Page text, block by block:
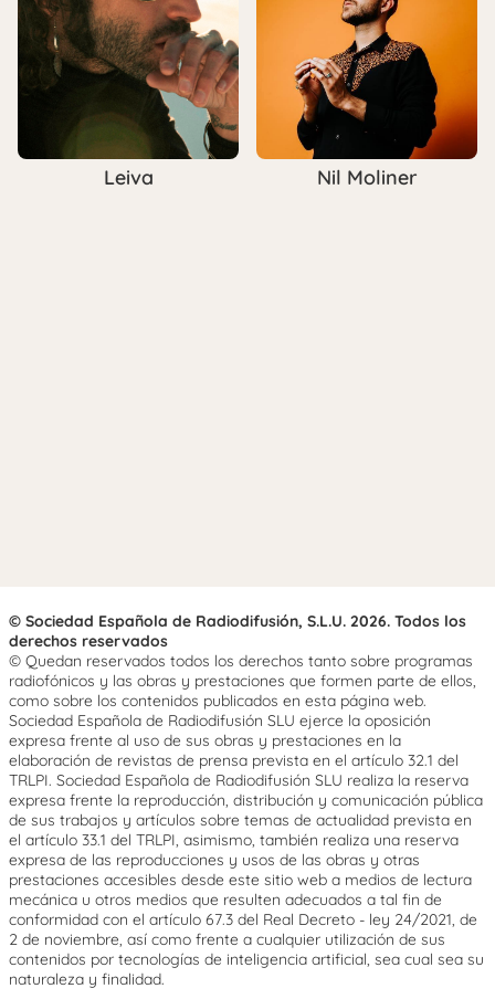
Leiva Nil Moliner
© Sociedad Española de Radiodifusión, S.L.U. 2026. Todos los
derechos reservados
© Quedan reservados todos los derechos tanto sobre programas
radiofónicos y las obras y prestaciones que formen parte de ellos,
como sobre los contenidos publicados en esta página web.
Sociedad Española de Radiodifusión SLU ejerce la oposición
expresa frente al uso de sus obras y prestaciones en la
elaboración de revistas de prensa prevista en el artículo 32.1 del
TRLPI. Sociedad Española de Radiodifusión SLU realiza la reserva
expresa frente la reproducción, distribución y comunicación pública
de sus trabajos y artículos sobre temas de actualidad prevista en
el artículo 33.1 del TRLPI, asimismo, también realiza una reserva
expresa de las reproducciones y usos de las obras y otras
prestaciones accesibles desde este sitio web a medios de lectura
mecánica u otros medios que resulten adecuados a tal fin de
conformidad con el artículo 67.3 del Real Decreto - ley 24/2021, de
2 de noviembre, así como frente a cualquier utilización de sus
contenidos por tecnologías de inteligencia artificial, sea cual sea su
naturaleza y finalidad.